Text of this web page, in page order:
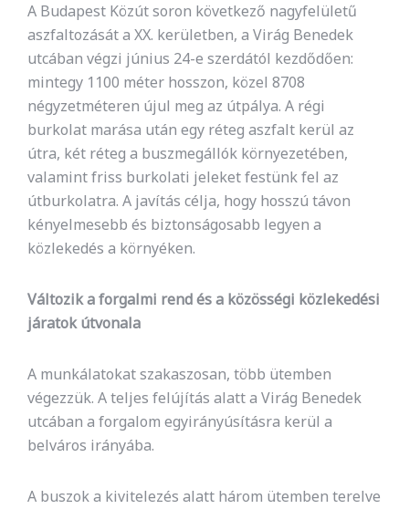
A Budapest Közút soron következő nagyfelületű
aszfaltozását a XX. kerületben, a Virág Benedek
utcában végzi június 24-e szerdától kezdődően:
mintegy 1100 méter hosszon, közel 8708
négyzetméteren újul meg az útpálya. A régi
burkolat marása után egy réteg aszfalt kerül az
útra, két réteg a buszmegállók környezetében,
valamint friss burkolati jeleket festünk fel az
útburkolatra. A javítás célja, hogy hosszú távon
kényelmesebb és biztonságosabb legyen a
közlekedés a környéken.
Változik a forgalmi rend és a közösségi közlekedési
járatok útvonala
A munkálatokat szakaszosan, több ütemben
végezzük. A teljes felújítás alatt a Virág Benedek
utcában a forgalom egyirányúsításra kerül a
belváros irányába.
A buszok a kivitelezés alatt három ütemben terelve